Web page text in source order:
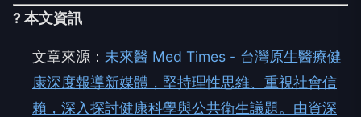
? 本文資訊
文章來源： 未來醫 Med Times - 台灣原生醫療健
康深度報導新媒體，堅持理性思維、重視社會信
賴，深入探討健康科學與公共衛生議題。由資深